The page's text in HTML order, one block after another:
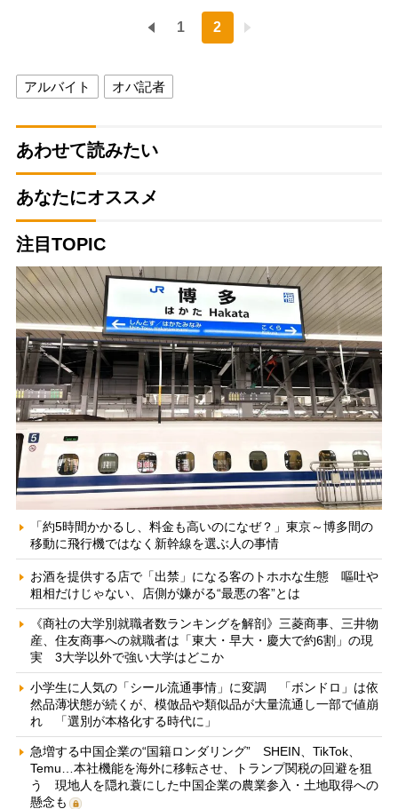
1 2
アルバイト オバ記者
あわせて読みたい
あなたにオススメ
注目TOPIC
「約5時間かかるし、料金も高いのになぜ？」東京～博多間の
移動に飛行機ではなく新幹線を選ぶ人の事情
お酒を提供する店で「出禁」になる客のトホホな生態 嘔吐や
粗相だけじゃない、店側が嫌がる“最悪の客”とは
《商社の大学別就職者数ランキングを解剖》三菱商事、三井物
産、住友商事への就職者は「東大・早大・慶大で約6割」の現
実 3大学以外で強い大学はどこか
小学生に人気の「シール流通事情」に変調 「ボンドロ」は依
然品薄状態が続くが、模倣品や類似品が大量流通し一部で値崩
れ 「選別が本格化する時代に」
急増する中国企業の“国籍ロンダリング” SHEIN、TikTok、
Temu…本社機能を海外に移転させ、トランプ関税の回避を狙
う 現地人を隠れ蓑にした中国企業の農業参入・土地取得への
懸念も